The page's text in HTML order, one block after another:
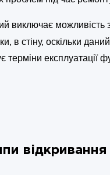
виключає
в стіну, оскільки
терміни експлуатації
відкривання